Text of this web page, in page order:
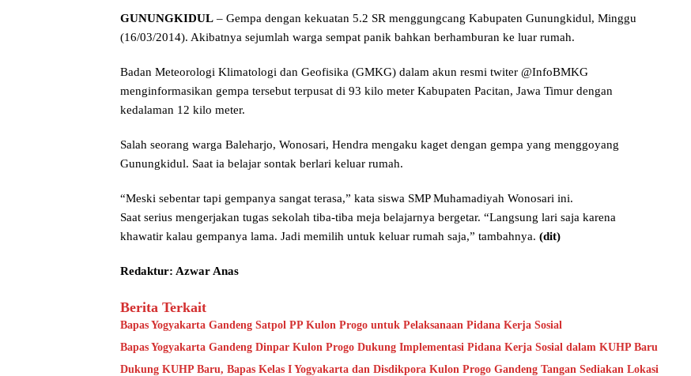
GUNUNGKIDUL – Gempa dengan kekuatan 5.2 SR menggungcang Kabupaten Gunungkidul, Minggu
(16/03/2014). Akibatnya sejumlah warga sempat panik bahkan berhamburan ke luar rumah.
Badan Meteorologi Klimatologi dan Geofisika (GMKG) dalam akun resmi twiter @InfoBMKG
menginformasikan gempa tersebut terpusat di 93 kilo meter Kabupaten Pacitan, Jawa Timur dengan
kedalaman 12 kilo meter.
Salah seorang warga Baleharjo, Wonosari, Hendra mengaku kaget dengan gempa yang menggoyang
Gunungkidul. Saat ia belajar sontak berlari keluar rumah.
“Meski sebentar tapi gempanya sangat terasa,” kata siswa SMP Muhamadiyah Wonosari ini.
Saat serius mengerjakan tugas sekolah tiba-tiba meja belajarnya bergetar. “Langsung lari saja karena
khawatir kalau gempanya lama. Jadi memilih untuk keluar rumah saja,” tambahnya. (dit)
Redaktur: Azwar Anas
Berita Terkait
Bapas Yogyakarta Gandeng Satpol PP Kulon Progo untuk Pelaksanaan Pidana Kerja Sosial
Bapas Yogyakarta Gandeng Dinpar Kulon Progo Dukung Implementasi Pidana Kerja Sosial dalam KUHP Baru
Dukung KUHP Baru, Bapas Kelas I Yogyakarta dan Disdikpora Kulon Progo Gandeng Tangan Sediakan Lokasi